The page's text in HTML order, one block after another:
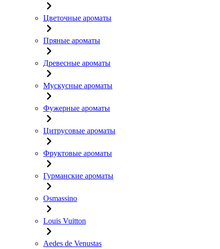
Цветочные ароматы
Пряные ароматы
Древесные ароматы
Мускусные ароматы
Фужерные ароматы
Цитрусовые ароматы
Фруктовые ароматы
Гурманские ароматы
Osmassino
Louis Vuitton
Aedes de Venustas